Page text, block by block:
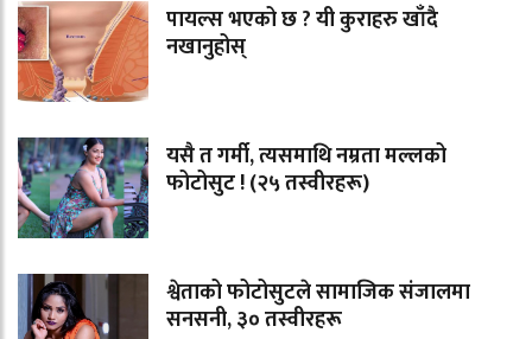
पायल्स भएको छ ? यी कुराहरु खाँदै
नखानुहोस्
यसै त गर्मी, त्यसमाथि नम्रता मल्लको
फोटोसुट ! (२५ तस्वीरहरू)
श्वेताको फोटोसुटले सामाजिक संजालमा
सनसनी, ३० तस्वीरहरू